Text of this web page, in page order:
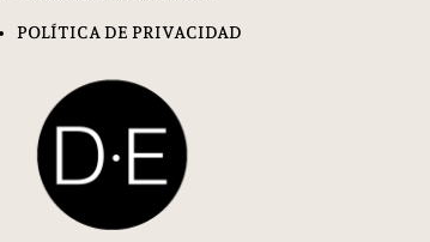
POLÍTICA DE PRIVACIDAD